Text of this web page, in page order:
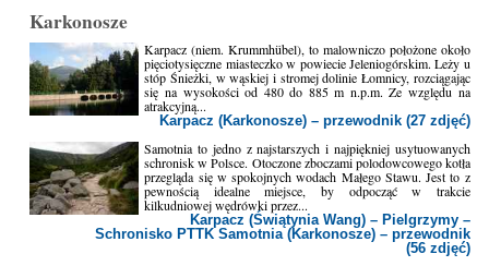
Karkonosze
Karpacz (niem. Krummhübel), to malowniczo położone około
pięciotysięczne miasteczko w powiecie Jeleniogórskim. Leży u
stóp Śnieżki, w wąskiej i stromej dolinie Łomnicy, rozciągając
się na wysokości od 480 do 885 m n.p.m. Ze względu na
atrakcyjną...
Karpacz (Karkonosze) – przewodnik (27 zdjęć)
Samotnia to jedno z najstarszych i najpiękniej usytuowanych
schronisk w Polsce. Otoczone zboczami polodowcowego kotła
przegląda się w spokojnych wodach Małego Stawu. Jest to z
pewnością idealne miejsce, by odpocząć w trakcie
kilkudniowej wędrówki przez...
Karpacz (Świątynia Wang) – Pielgrzymy –
Schronisko PTTK Samotnia (Karkonosze) – przewodnik
(56 zdjęć)